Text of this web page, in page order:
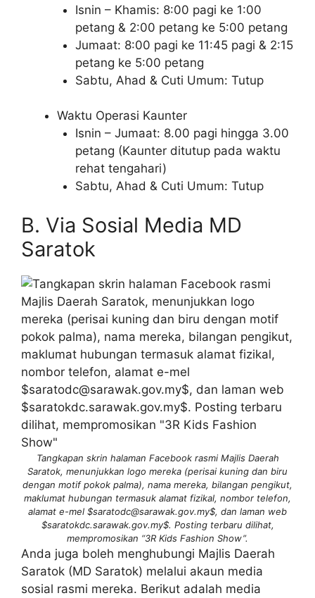
Isnin – Khamis: 8:00 pagi ke 1:00
petang & 2:00 petang ke 5:00 petang
Jumaat: 8:00 pagi ke 11:45 pagi & 2:15
petang ke 5:00 petang
Sabtu, Ahad & Cuti Umum: Tutup
Waktu Operasi Kaunter
Isnin – Jumaat: 8.00 pagi hingga 3.00
petang (Kaunter ditutup pada waktu
rehat tengahari)
Sabtu, Ahad & Cuti Umum: Tutup
B. Via Sosial Media MD
Saratok
Tangkapan skrin halaman Facebook rasmi Majlis Daerah
Saratok, menunjukkan logo mereka (perisai kuning dan biru
dengan motif pokok palma), nama mereka, bilangan pengikut,
maklumat hubungan termasuk alamat fizikal, nombor telefon,
alamat e-mel $saratodc@sarawak.gov.my$, dan laman web
$saratokdc.sarawak.gov.my$. Posting terbaru dilihat,
mempromosikan “3R Kids Fashion Show”.
Anda juga boleh menghubungi Majlis Daerah
Saratok (MD Saratok) melalui akaun media
sosial rasmi mereka. Berikut adalah media